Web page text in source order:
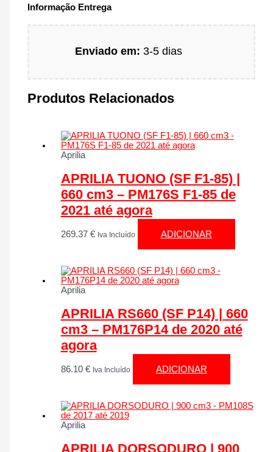
Informação Entrega
Enviado em: 3-5 dias
Produtos Relacionados
Aprilia
APRILIA TUONO (SF F1-85) |
660 cm3 – PM176S F1-85 de
2021 até agora
269.37 € Iva Incluído ADICIONAR
Aprilia
APRILIA RS660 (SF P14) | 660
cm3 – PM176P14 de 2020 até
agora
86.10 € Iva Incluído ADICIONAR
Aprilia
APRILIA DORSODURO | 900